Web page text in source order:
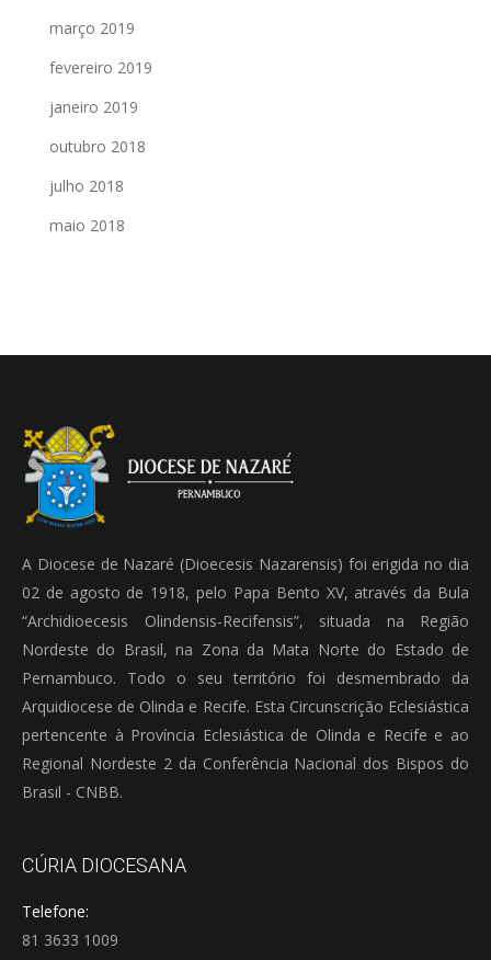
março 2019
fevereiro 2019
janeiro 2019
outubro 2018
julho 2018
maio 2018
A Diocese de Nazaré (Dioecesis Nazarensis) foi erigida no dia
02 de agosto de 1918, pelo Papa Bento XV, através da Bula
“Archidioecesis Olindensis-Recifensis”, situada na Região
Nordeste do Brasil, na Zona da Mata Norte do Estado de
Pernambuco. Todo o seu território foi desmembrado da
Arquidiocese de Olinda e Recife. Esta Circunscrição Eclesiástica
pertencente à Província Eclesiástica de Olinda e Recife e ao
Regional Nordeste 2 da Conferência Nacional dos Bispos do
Brasil - CNBB.
CÚRIA DIOCESANA
Telefone:
81 3633 1009